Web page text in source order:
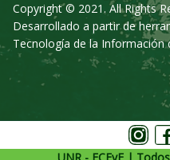
Copyright © 2021. All Rights
Desarrollado a partir de
Tecnología de la Información